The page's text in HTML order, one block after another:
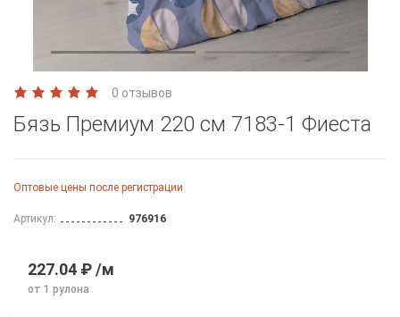
0 отзывов
Бязь Премиум 220 см 7183-1 Фиеста
Оптовые цены после регистрации
Артикул: 976916
227.04 ₽ /м
от 1 рулона